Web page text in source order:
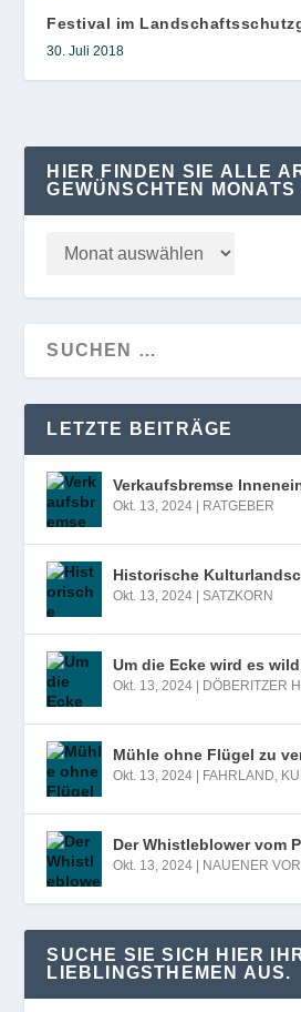
Festival im
30. Juli 2018
HIER FINDEN SIE ALLE
GEWÜNSCHTEN MONATS
LETZTE BEITRÄGE
Verkaufsbremse
Okt. 13, 2024 RATGEBER
Historische
Okt. 13, 2024 |SATZKORN
Um die Ecke wird es wild
Okt. 13, 2024 DÖBERITZER
Mühle ohne Flügel zu
Okt. 13, 2024 FAHRLAND,
Der Whistleblower vom
Okt. 13, 2024 NAUENER
SUCHE SIE SICH HIER
LIEBLINGSTHEMEN AUS.